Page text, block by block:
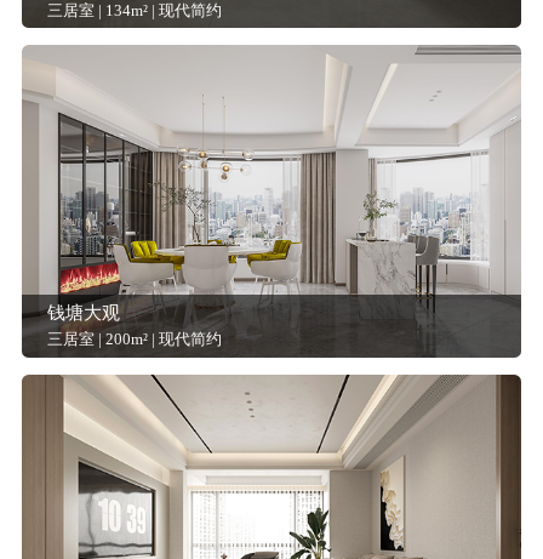
三居室 | 134m² | 现代简约
钱塘大观
三居室 | 200m² | 现代简约